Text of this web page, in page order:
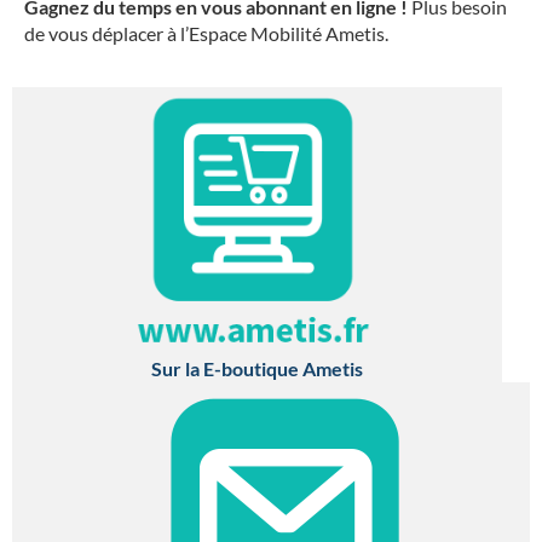
Gagnez du temps en vous abonnant en ligne ! Plus besoin
de vous déplacer à l’Espace Mobilité Ametis.
Sur la E-boutique Ametis